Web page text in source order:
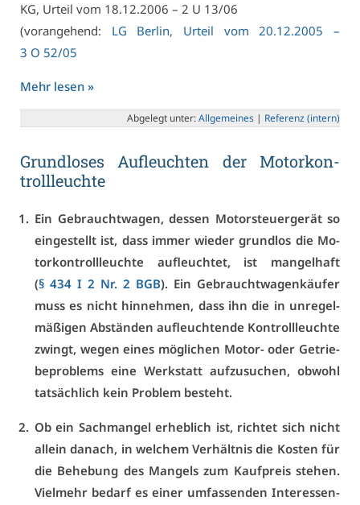
KG, Ur­teil vom 18.12.2006 – 2 U 13/06
(vor­an­ge­hend: LG Ber­lin, Ur­teil vom 20.12.2005 –
3 O 52/05
Mehr le­sen »
Ab­ge­legt un­ter:All­ge­mei­nes | Re­fe­renz (in­tern)
Grund­lo­ses Auf­leuch­ten der Mo­tor­kon­
troll­leuch­te
Ein Ge­braucht­wa­gen, des­sen Mo­tor­steu­er­ge­rät so
ein­ge­stellt ist, dass im­mer wie­der grund­los die Mo­
tor­kon­troll­leuch­te auf­leuch­tet, ist man­gel­haft
(§ 434 I 2 Nr. 2 BGB). Ein Ge­braucht­wa­gen­käu­fer
muss es nicht hin­neh­men, dass ihn die in un­re­gel­
mä­ßi­gen Ab­stän­den auf­leuch­ten­de Kon­troll­leuch­te
zwingt, we­gen ei­nes mög­li­chen Mo­tor- oder Ge­trie­
be­pro­blems ei­ne Werk­statt auf­zu­su­chen, ob­wohl
tat­säch­lich kein Pro­blem be­steht.
Ob ein Sach­man­gel er­heb­lich ist, rich­tet sich nicht
al­lein da­nach, in wel­chem Ver­hält­nis die Kos­ten für
die Be­he­bung des Man­gels zum Kauf­preis ste­hen.
Viel­mehr be­darf es ei­ner um­fas­sen­den In­ter­es­sen­